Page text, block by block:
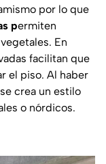
por lo que
permiten
En
facilitan que
el piso. Al haber
crea un estilo
o nórdicos.